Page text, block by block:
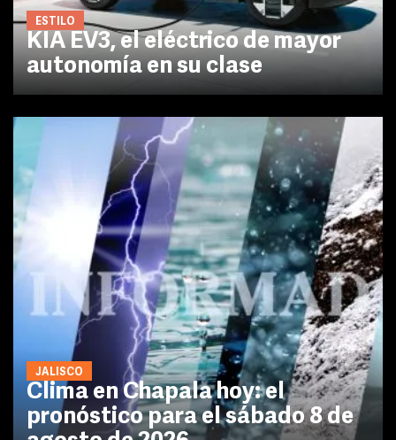
ESTILO
KIA EV3, el eléctrico de mayor
autonomía en su clase
JALISCO
Clima en Chapala hoy: el
pronóstico para el sábado 8 de